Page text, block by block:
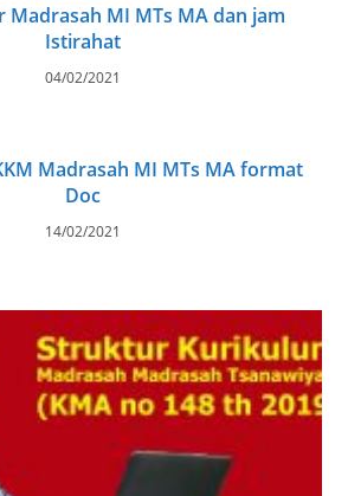
Madrasah MI MTs MA dan jam
Istirahat
04/02/2021
Madrasah MI MTs MA format
Doc
14/02/2021